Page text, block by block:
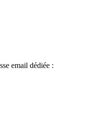
email dédiée :